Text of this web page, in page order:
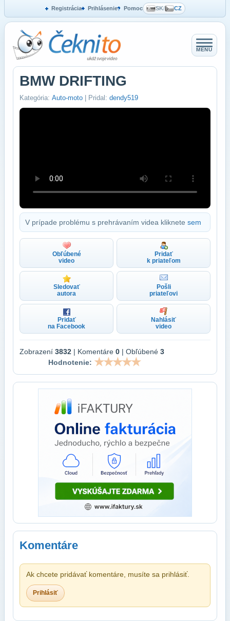
Registrácia Prihlásenie Pomoc SK/ CZ
MENU
BMW DRIFTING
Kategória: Auto-moto | Pridal: dendy519
V prípade problému s prehrávaním videa kliknete sem
Obľúbené
video
Pridať
k priateľom
Sledovať
autora
Pošli
priateľovi
Pridať
na Facebook
Nahlásiť
video
Zobrazení 3832 | Komentáre 0 | Obľúbené 3
Hodnotenie:
Komentáre
Ak chcete pridávať komentáre, musíte sa prihlásiť.
Prihlásiť